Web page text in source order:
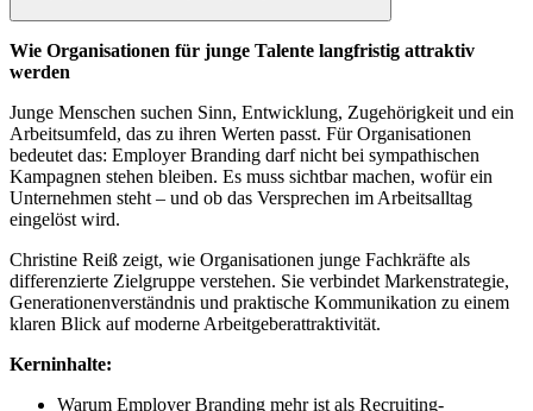
Wie Organisationen für junge Talente langfristig attraktiv
werden
Junge Menschen suchen Sinn, Entwicklung, Zugehörigkeit und ein
Arbeitsumfeld, das zu ihren Werten passt. Für Organisationen
bedeutet das: Employer Branding darf nicht bei sympathischen
Kampagnen stehen bleiben. Es muss sichtbar machen, wofür ein
Unternehmen steht – und ob das Versprechen im Arbeitsalltag
eingelöst wird.
Christine Reiß zeigt, wie Organisationen junge Fachkräfte als
differenzierte Zielgruppe verstehen. Sie verbindet Markenstrategie,
Generationenverständnis und praktische Kommunikation zu einem
klaren Blick auf moderne Arbeitgeberattraktivität.
Kerninhalte:
Warum Employer Branding mehr ist als Recruiting-